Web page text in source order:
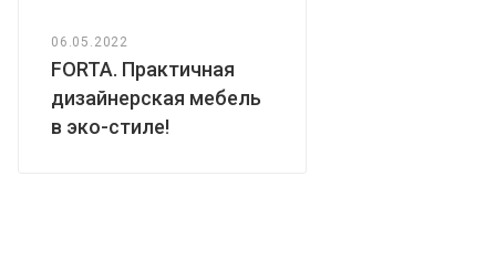
06.05.2022
FORTA. Практичная
дизайнерская мебель
в эко-стиле!